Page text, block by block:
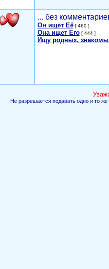
... без
Он ищет Её[ 460 ]
Она ищет Его[ 444 ]
Ищу родных,
Не разрешается подавать одно и то